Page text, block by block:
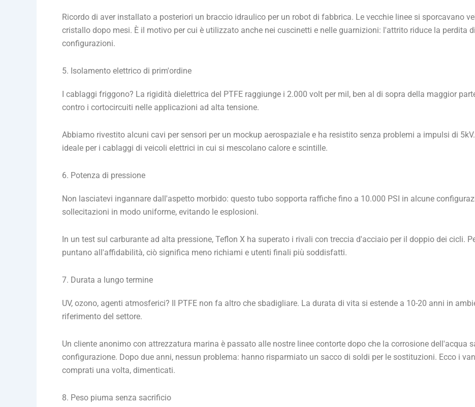
Ricordo di aver installato a posteriori un braccio idraulico per un robot di fabbrica. Le vecchie linee si sporcavano
cristallo dopo mesi. È il motivo per cui è utilizzato anche nei cuscinetti e nelle guarnizioni: l'attrito riduce la perdita
configurazioni.
5. Isolamento elettrico di prim'ordine
I cablaggi friggono? La rigidità dielettrica del PTFE raggiunge i 2.000 volt per mil, ben al di sopra della maggior
contro i cortocircuiti nelle applicazioni ad alta tensione.
Abbiamo rivestito alcuni cavi per sensori per un mockup aerospaziale e ha resistito senza problemi a impulsi di
ideale per i cablaggi di veicoli elettrici in cui si mescolano calore e scintille.
6. Potenza di pressione
Non lasciatevi ingannare dall'aspetto morbido: questo tubo sopporta raffiche fino a 10.000 PSI in alcune
sollecitazioni in modo uniforme, evitando le esplosioni.
In un test sul carburante ad alta pressione, Teflon X ha superato i rivali con treccia d'acciaio per il doppio dei cicli.
puntano all'affidabilità, ciò significa meno richiami e utenti finali più soddisfatti.
7. Durata a lungo termine
UV, ozono, agenti atmosferici? Il PTFE non fa altro che sbadigliare. La durata di vita si estende a 10-20 anni in
riferimento del settore.
Un cliente anonimo con attrezzatura marina è passato alle nostre linee contorte dopo che la corrosione dell'acqua
configurazione. Dopo due anni, nessun problema: hanno risparmiato un sacco di soldi per le sostituzioni. Ecco i
comprati una volta, dimenticati.
8. Peso piuma senza sacrificio